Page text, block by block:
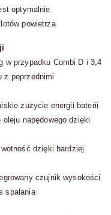
optymalnie
powietrza
w przypadku Combi D i 3,4
z poprzednimi
zużycie energii baterii
napędowego dzięki
dzięki bardziej
czujnik wysokości
spalania